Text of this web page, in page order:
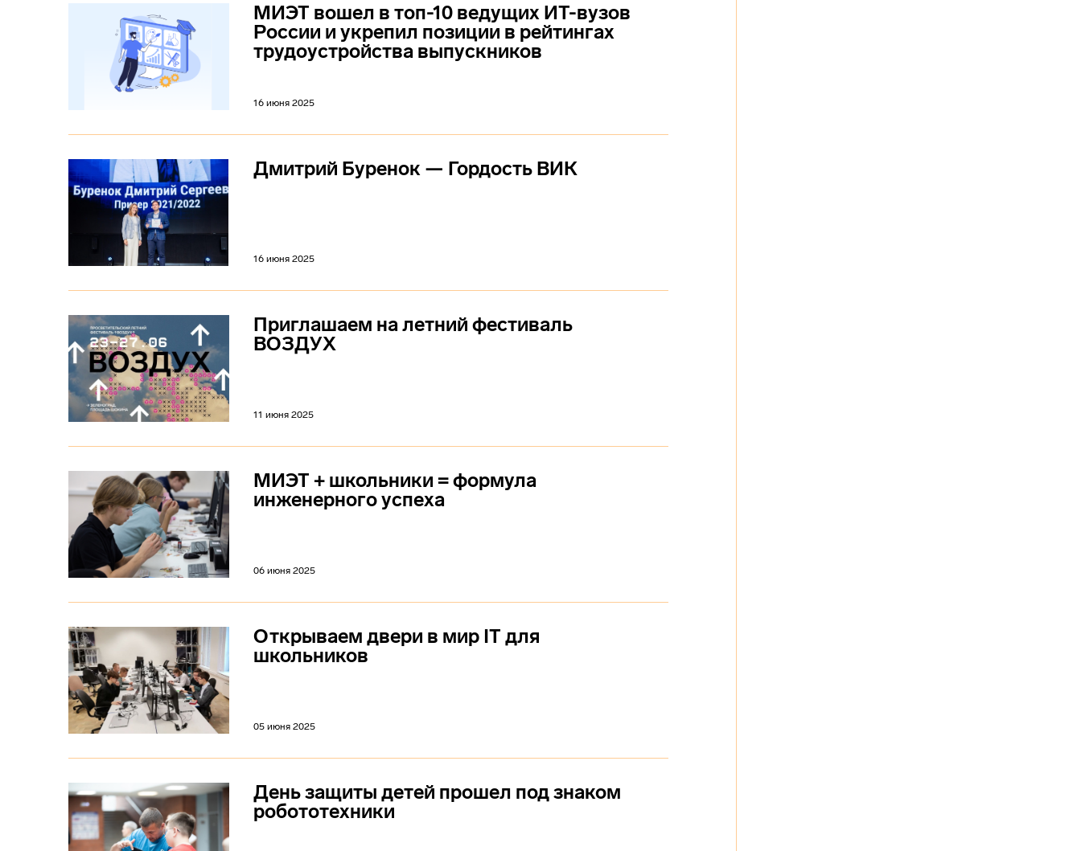
МИЭТ вошел в топ-10 ведущих ИТ-вузов
России и укрепил позиции в рейтингах
трудоустройства выпускников
16 июня 2025
Дмитрий Буренок — Гордость ВИК
16 июня 2025
Приглашаем на летний фестиваль
ВОЗДУХ
11 июня 2025
МИЭТ + школьники = формула
инженерного успеха
06 июня 2025
Открываем двери в мир IT для
школьников
05 июня 2025
День защиты детей прошел под знаком
робототехники